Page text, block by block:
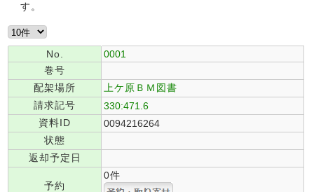
す。
No.
0001
巻号
配架場所
上ケ原ＢＭ図書
請求記号
330:471.6
資料ID
0094216264
状態
返却予定日
予約
0件